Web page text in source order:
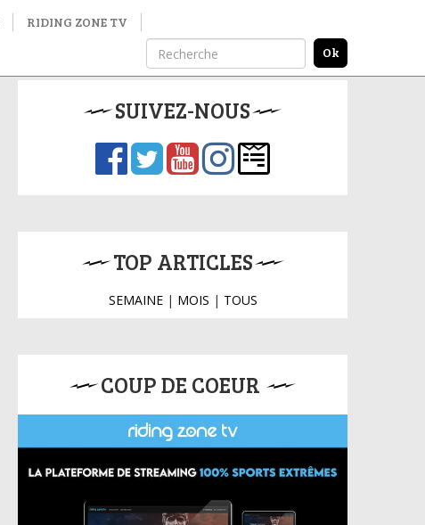
RIDING ZONE TV
SUIVEZ-NOUS
TOP ARTICLES
SEMAINE| MOIS | TOUS
COUP DE COEUR